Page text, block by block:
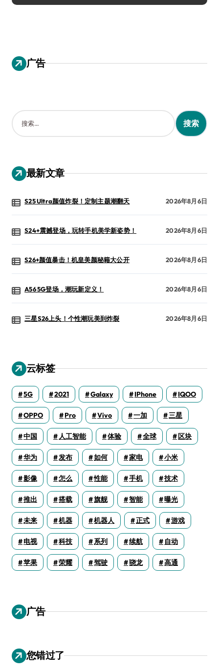
广告
搜
索
：
最新文章
S25 Ultra颜值炸裂！定制主题潮翻天 2026年8月6日
S24+震撼登场，玩转手机美学新姿势！ 2026年8月6日
S26+颜值暴击！机皇美颜秘籍大公开 2026年8月6日
A56 5G登场，潮玩新定义！ 2026年8月6日
三星S26上头！个性潮玩美到炸裂 2026年8月6日
云标签
5G 2021 Galaxy IPhone IQOO
OPPO Pro Vivo 一加 三星
中国 人工智能 体验 全球 区块
华为 发布 如何 家电 小米
影像 怎么 性能 手机 技术
推出 搭载 旗舰 智能 曝光
未来 机器 机器人 正式 游戏
电视 科技 系列 续航 自动
苹果 荣耀 驾驶 骁龙 高通
广告
您错过了